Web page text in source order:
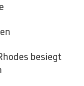
besiegt